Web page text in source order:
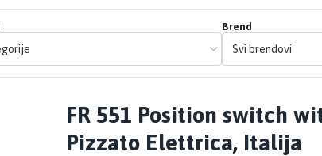
Brend
FR 551 Position switch
Pizzato Elettrica, Italija